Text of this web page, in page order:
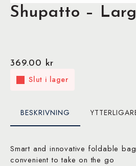
Shupatto –
369.00 kr
Slut i lager
BESKRIVNING
Smart and innovative foldable
convenient to take on the go